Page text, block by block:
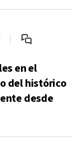
en el
del histórico
desde